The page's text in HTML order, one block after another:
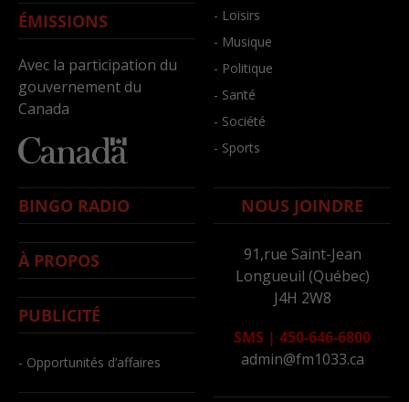
ÉMISSIONS
Avec la participation du
gouvernement du
Canada
- Loisirs
- Musique
- Politique
- Santé
- Société
- Sports
BINGO RADIO
À PROPOS
PUBLICITÉ
- Opportunités d’affaires
NOUS JOINDRE
91,rue Saint-Jean
Longueuil (Québec)
J4H 2W8
SMS | 450-646-6800
admin@fm1033.ca